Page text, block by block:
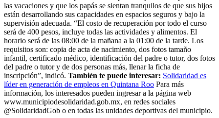
las vacaciones y que los papás se sientan tranquilos de que sus hijos
están desarrollando sus capacidades en espacios seguros y bajo la
supervisión adecuada. “El costo de recuperación por todo el curso
será de 400 pesos, incluye todas las actividades y alimentos. El
horario será de las 08:00 de la mañana a la 01:00 de la tarde. Los
requisitos son: copia de acta de nacimiento, dos fotos tamaño
infantil, certificado médico, identificación del padre o tutor, dos fotos
del padre o tutor y de dos personas más, llenar la ficha de
inscripción”, indicó. También te puede interesar: Solidaridad es
líder en generación de empleos en Quintana Roo Para más
información, los interesados pueden ingresar a la página web
www.municipiodesolidaridad.gob.mx, en redes sociales
@SolidaridadGob o en todas las unidades deportivas del municipio.